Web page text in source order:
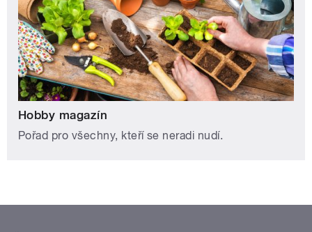
Hobby magazín
Pořad pro všechny, kteří se neradi nudí.